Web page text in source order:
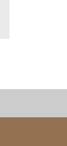
雑貨